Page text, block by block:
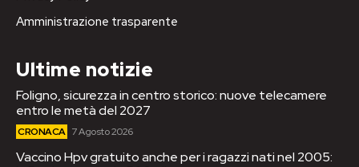
Amministrazione trasparente
Ultime notizie
Foligno, sicurezza in centro storico: nuove telecamere
entro le metà del 2027
CRONACA 7 Agosto 2026
Vaccino Hpv gratuito anche per i ragazzi nati nel 2005: